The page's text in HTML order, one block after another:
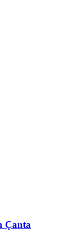
Çanta